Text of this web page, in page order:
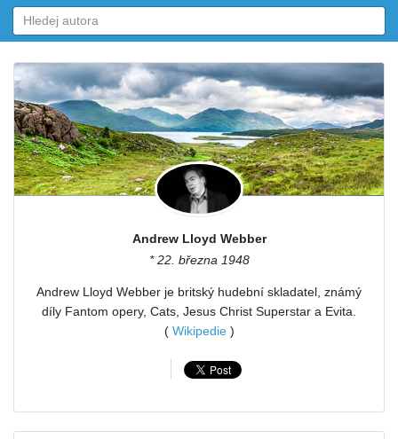
Andrew Lloyd Webber
* 22. března 1948
Andrew Lloyd Webber je britský hudební skladatel, známý
díly Fantom opery, Cats, Jesus Christ Superstar a Evita.
( Wikipedie)